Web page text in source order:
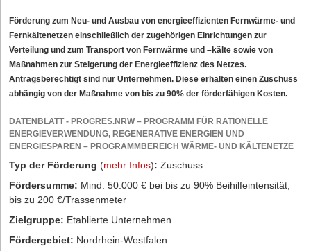
Förderung zum Neu- und Ausbau von energieeffizienten Fernwärme- und
Fernkältenetzen einschließlich der zugehörigen Einrichtungen zur
Verteilung und zum Transport von Fernwärme und –kälte sowie von
Maßnahmen zur Steigerung der Energieeffizienz des Netzes.
Antragsberechtigt sind nur Unternehmen. Diese erhalten einen Zuschuss
abhängig von der Maßnahme von bis zu 90% der förderfähigen Kosten.
DATENBLATT - PROGRES.NRW – PROGRAMM FÜR RATIONELLE
ENERGIEVERWENDUNG, REGENERATIVE ENERGIEN UND
ENERGIESPAREN – PROGRAMMBEREICH WÄRME- UND KÄLTENETZE
Typ der Förderung (mehr Infos): Zuschuss
Fördersumme: Mind. 50.000 € bei bis zu 90% Beihilfeintensität,
bis zu 200 €/Trassenmeter
Zielgruppe: Etablierte Unternehmen
Fördergebiet: Nordrhein-Westfalen